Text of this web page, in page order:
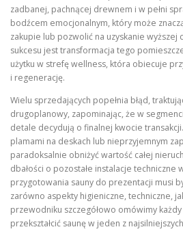
zadbanej, pachnącej drewnem i w pełni
bodźcem emocjonalnym, który może
zakupie lub pozwolić na uzyskanie
sukcesu jest transformacja tego
użytku w strefę wellness, która obiecuje
i regenerację.
Wielu sprzedających popełnia błąd,
drugoplanowy, zapominając, że w
detale decydują o finalnej kwocie
plamami na deskach lub nieprzyjemnym
paradoksalnie obniżyć wartość całej
dbałości o pozostałe instalacje
przygotowania sauny do prezentacji musi
zarówno aspekty higieniczne, techniczne,
przewodniku szczegółowo omówimy
przekształcić saunę w jeden z